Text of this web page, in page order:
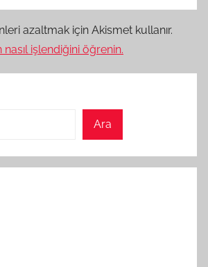
azaltmak için Akismet kullanır.
işlendiğini öğrenin.
Ara